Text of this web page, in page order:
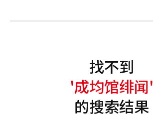
找不到
'成均馆绯闻'
的搜索结果